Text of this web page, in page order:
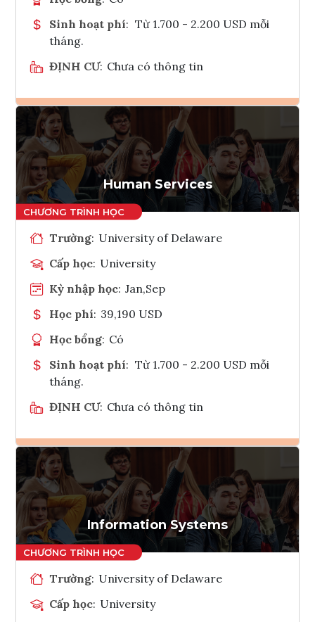
Sinh hoạt phí: Từ 1.700 - 2.200 USD mỗi
tháng.
ĐỊNH CƯ: Chưa có thông tin
Ghi danh
Tham vấn Interlink
Human Services
Trường: University of Delaware
Cấp học: University
Kỳ nhập học: Jan,Sep
Học phí: 39,190 USD
Học bổng: Có
Sinh hoạt phí: Từ 1.700 - 2.200 USD mỗi
tháng.
ĐỊNH CƯ: Chưa có thông tin
Ghi danh
Tham vấn Interlink
Information Systems
Trường: University of Delaware
Cấp học: University